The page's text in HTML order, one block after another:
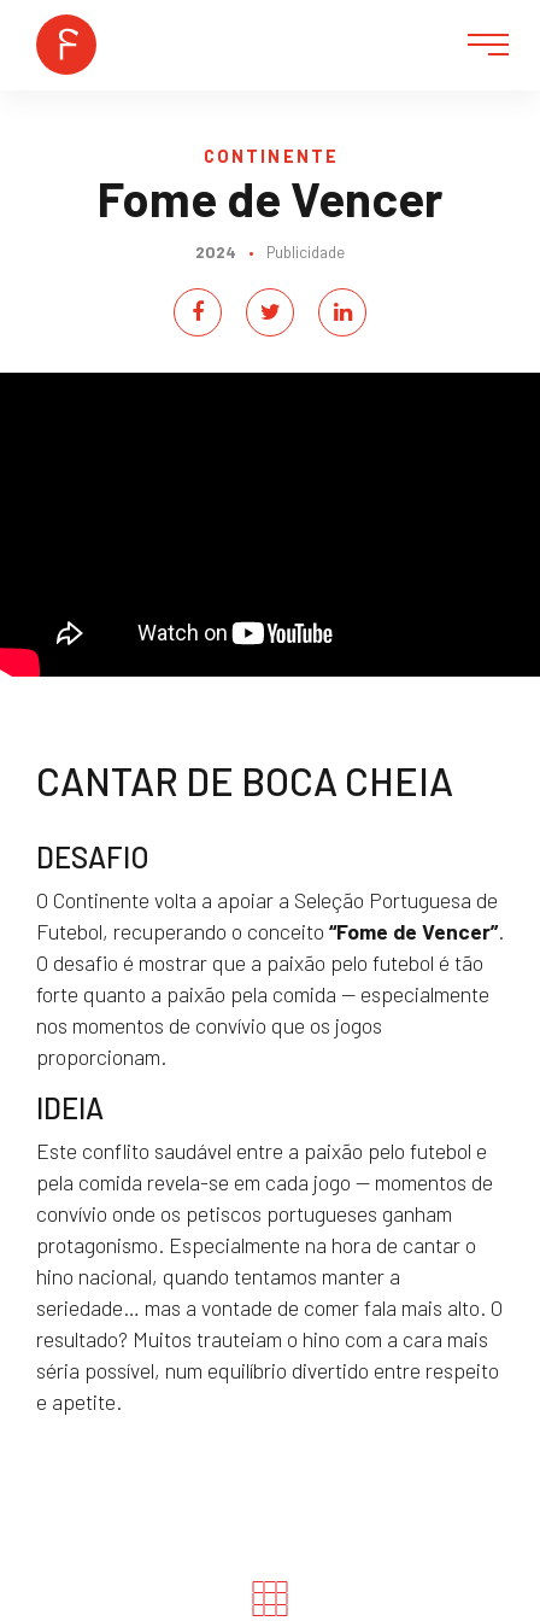
CONTINENTE
Fome de Vencer
2024 • Publicidade
CANTAR DE BOCA CHEIA
DESAFIO
O Continente volta a apoiar a Seleção Portuguesa de
Futebol, recuperando o conceito “Fome de Vencer”.
O desafio é mostrar que a paixão pelo futebol é tão
forte quanto a paixão pela comida — especialmente
nos momentos de convívio que os jogos
proporcionam.
IDEIA
Este conflito saudável entre a paixão pelo futebol e
pela comida revela-se em cada jogo — momentos de
convívio onde os petiscos portugueses ganham
protagonismo. Especialmente na hora de cantar o
hino nacional, quando tentamos manter a
seriedade… mas a vontade de comer fala mais alto. O
resultado? Muitos trauteiam o hino com a cara mais
séria possível, num equilíbrio divertido entre respeito
e apetite.